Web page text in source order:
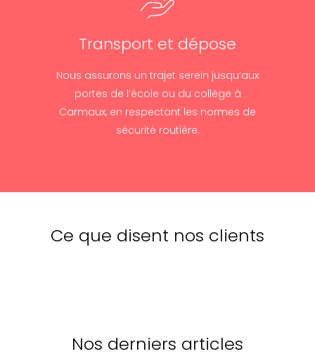
Transport et dépose
Nous assurons un trajet serein jusqu’aux
portes de l’école ou du collège à
Carmaux, en respectant les normes de
sécurité routière.
Ce que disent nos clients
Nos derniers articles